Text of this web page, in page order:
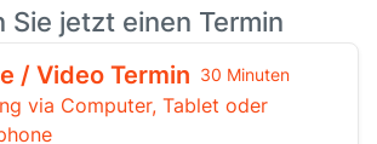
Sie jetzt einen Termin
/ Video Termin 30 Minuten
via Computer, Tablet oder